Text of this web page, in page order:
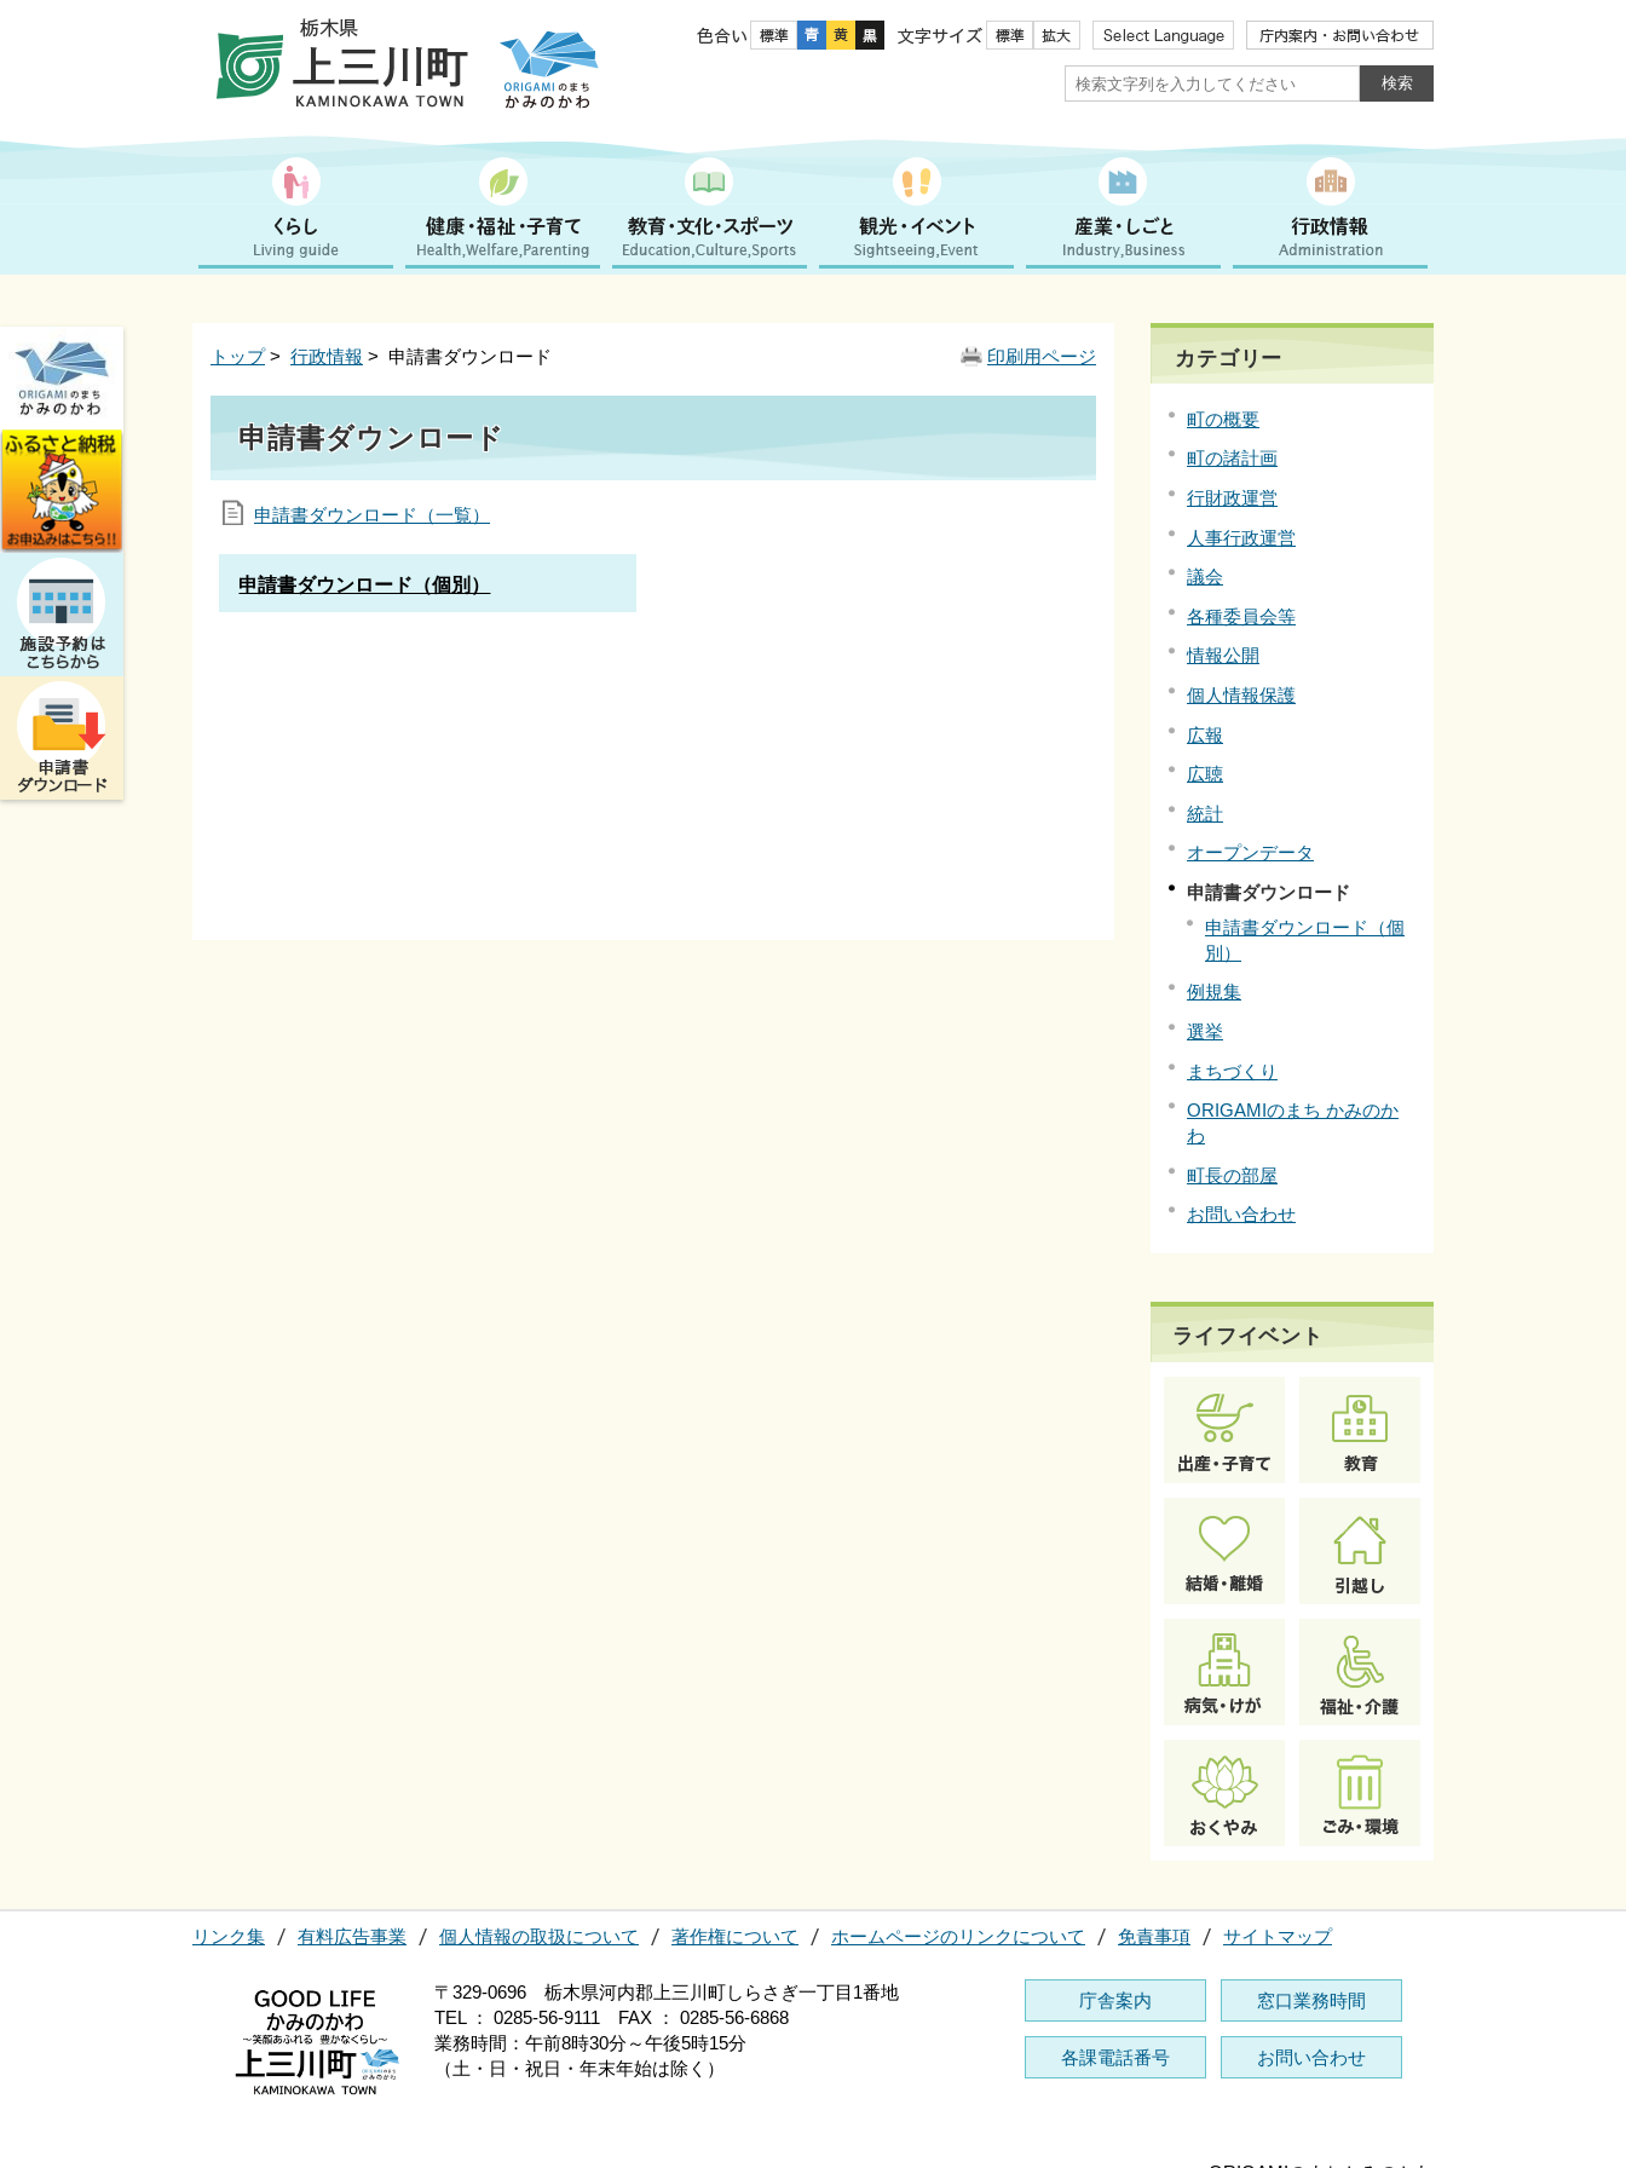
色合い 文字サイズ
印刷用ページ
トップ> 行政情報 > 申請書ダウンロード
申請書ダウンロード
申請書ダウンロード（一覧）
申請書ダウンロード（個別）
カテゴリー
町の概要
町の諸計画
行財政運営
人事行政運営
議会
各種委員会等
情報公開
個人情報保護
広報
広聴
統計
オープンデータ
申請書ダウンロード
申請書ダウンロード（個
別）
例規集
選挙
まちづくり
ORIGAMIのまち かみのか
わ
町長の部屋
お問い合わせ
ライフイベント
リンク集 有料広告事業 個人情報の取扱について 著作権について ホームページのリンクについて 免責事項 サイトマップ
〒329-0696 栃木県河内郡上三川町しらさぎ一丁目1番地
TEL ： 0285-56-9111 FAX ： 0285-56-6868
業務時間：午前8時30分～午後5時15分
（土・日・祝日・年末年始は除く）
庁舎案内 窓口業務時間
各課電話番号 お問い合わせ